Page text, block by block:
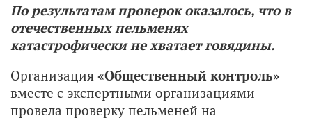
По результатам проверок оказалось, что в
отечественных пельменях
катастрофически не хватает говядины.
Организация «Общественный контроль»
вместе с экспертными организациями
провела проверку пельменей на